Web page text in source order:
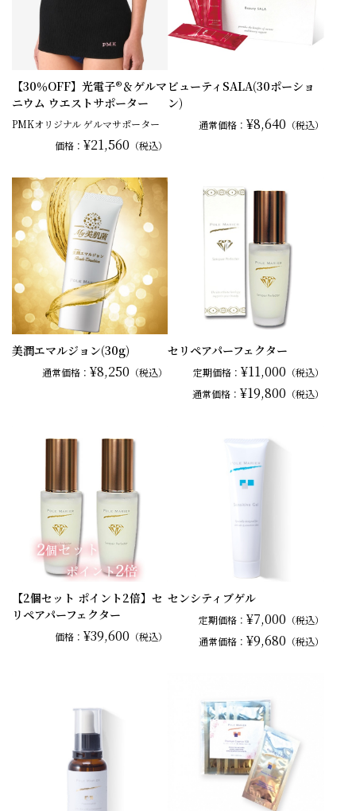
【30％OFF】光電子®＆ゲルマ
ニウム ウエストサポーター
PMKオリジナル ゲルマサポーター
価格：¥21,560 （税込）
ビューティSALA(30ポーショ
ン)
通常価格： ¥8,640 （税込）
美潤エマルジョン(30g)
通常価格：¥8,250 （税込）
セリペアパーフェクター
定期価格： ¥11,000 （税込）
通常価格： ¥19,800 （税込）
【2個セット ポイント2倍】セ
リペアパーフェクター
価格：¥39,600 （税込）
センシティブゲル
定期価格： ¥7,000 （税込）
通常価格： ¥9,680 （税込）